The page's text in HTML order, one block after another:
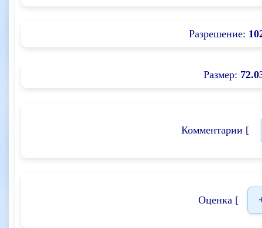
Разрешение:
Размер:
Комментарии [
Оценка [